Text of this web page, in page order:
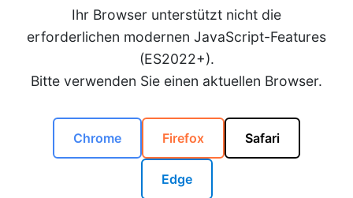
Ihr Browser unterstützt nicht die
erforderlichen modernen JavaScript-Features
(ES2022+).
Bitte verwenden Sie einen aktuellen Browser.
Chrome Firefox Safari
Edge